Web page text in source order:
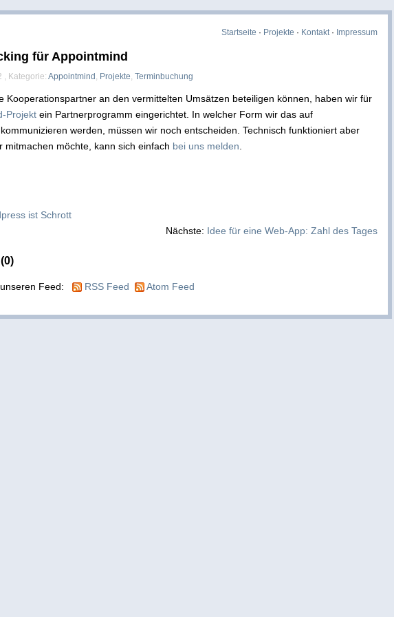
Startseite · Projekte · Kontakt · Impressum
für Appointmind
, Kategorie: Appointmind Projekte Terminbuchung
Kooperationspartner an den vermittelten Umsätzen beteiligen können, haben wir für
Projekt ein Partnerprogramm eingerichtet. In welcher Form wir das auf
werden, müssen wir noch entscheiden. Technisch funktioniert aber
mitmachen möchte, kann sich einfach bei uns melden
ist Schrott
Nächste: Idee für eine Web-App: Zahl des Tages
Feed: RSS Feed Atom Feed